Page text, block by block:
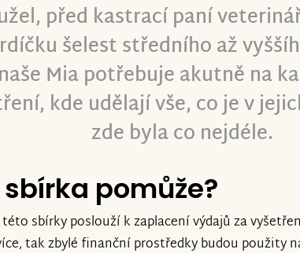
před kastrací paní
šelest středního až
Mia potřebuje akutně na
kde udělají vše, co je v
zde byla co nejdéle.
pomůže?
sbírky poslouží k zaplacení výdajů za
tak zbylé finanční prostředky budou použity